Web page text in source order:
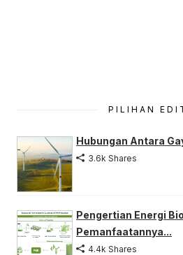
PILIHAN
Hubungan Antara
3.6k Shares
Pengertian Energi
Pemanfaatannya...
4.4k Shares